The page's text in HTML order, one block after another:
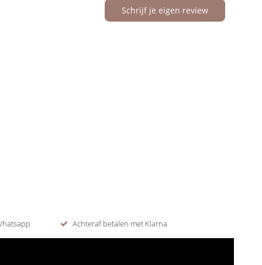
Schrijf je eigen review
Achteraf betalen met Klarna